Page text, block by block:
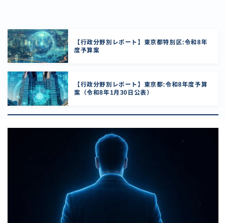
【行政分野別レポート】東京都特別区:令和8年
度予算案
【行政分野別レポート】東京都:令和8年度予算
案（令和8年1月30日公表）